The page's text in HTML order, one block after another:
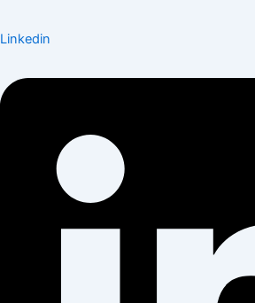
Linkedin